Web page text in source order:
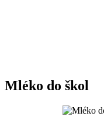
Mléko do škol